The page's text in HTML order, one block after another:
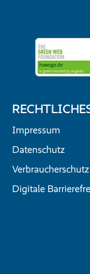
Impressum
Datenschutz
Verbraucherschutz
Digitale